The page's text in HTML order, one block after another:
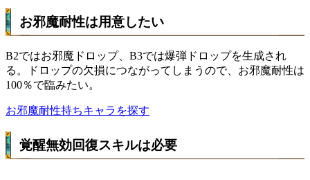
お邪魔耐性は用意したい
B2ではお邪魔ドロップ、B3では爆弾ドロップを生成され
る。ドロップの欠損につながってしまうので、お邪魔耐性は
100％で臨みたい。
お邪魔耐性持ちキャラを探す
覚醒無効回復スキルは必要